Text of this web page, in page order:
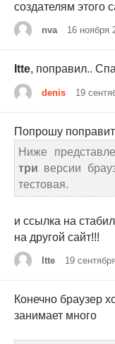
создателям этого
nva 16 ноября
Itte, поправил..
denis 19
Попрошу
Ниже
три версии
тестовая.
и ссылка на
на другой сайт!!!
Itte 19
Конечно браузер
занимает много